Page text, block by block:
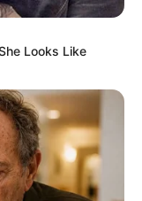
Looks Like